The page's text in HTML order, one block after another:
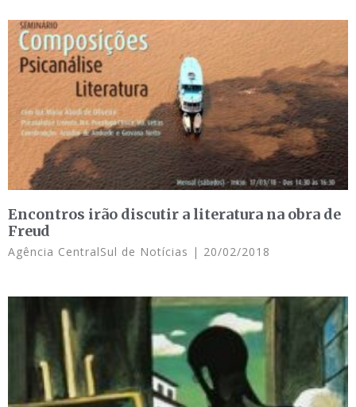
Encontros irão discutir a literatura na obra de
Freud
Agência CentralSul de Notícias 20/02/2018